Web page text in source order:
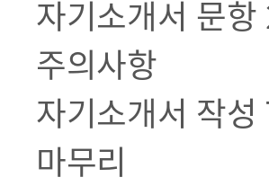
자기소개서 문항
주의사항
자기소개서 작성
마무리